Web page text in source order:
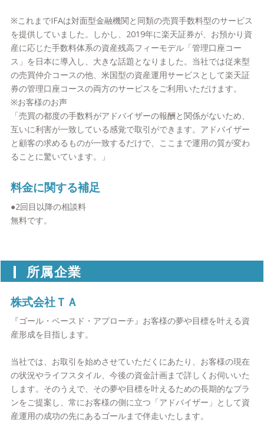
※これまでIFAは対面型金融機関と同類の売買手数料型のサービス
を提供していました。しかし、2019年に楽天証券が、お預かり資
産に応じた手数料体系の資産残高フィーモデル「管理口座コー
ス」を日本に導入し、大きな話題となりました。当社では従来型
の売買仲介コースの他、米国型の資産運用サービスとして楽天証
券の管理口座コースの両方のサービスをご利用いただけます。
※お客様のお声
「売買の都度の手数料がアドバイザーの報酬と関係がないため、
互いに利害が一致している感覚で取引ができます。アドバイザー
と顧客の求めるものが一致するだけで、ここまで運用の質が変わ
ることに驚いています。」
料金に関する補足
●2回目以降の相談料
無料です。
所属企業
株式会社ＴＡ
『ゴール・ベースド・アプローチ』お客様の夢や目標を叶える資
産形成を目指します。
当社では、お取引を始めさせていただくにあたり、お客様の現在
の状況やライフスタイル、今後の資金計画まで詳しくお伺いいた
します。そのうえで、その夢や目標を叶えるための長期的なプラ
ンをご提案し、常にお客様の側に立つ「アドバイザー」として資
産運用の成功の先にあるゴールまで伴走いたします。